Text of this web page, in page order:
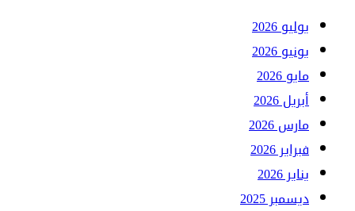
يوليو 2026
يونيو 2026
مايو 2026
أبريل 2026
مارس 2026
فبراير 2026
يناير 2026
ديسمبر 2025